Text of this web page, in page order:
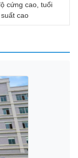
cứng cao, tuổi
cao